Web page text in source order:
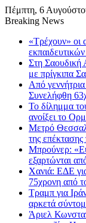
Πέμπτη, 6
Breaking News
«Τρέχουν» οι
Στη Σαουδική
με πρίγκιπα
Από
Συνελήφθη
Το δίλημμα
ανοίξει το
Μετρό
της
Μπρούνερ:
εξαρτώνται
Χανιά: ΕΔΕ
75χρονη από
Τραμπ για
αρκετά
Άριελ